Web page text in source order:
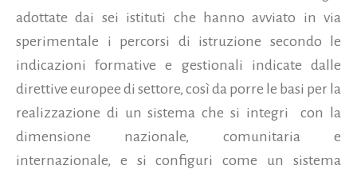
adottate dai sei istituti che hanno avviato in via
sperimentale i percorsi di istruzione secondo le
indicazioni formative e gestionali indicate dalle
direttive europee di settore, così da porre le basi per la
realizzazione di un sistema che si integri con la
dimensione nazionale, comunitaria e
internazionale, e si configuri come un sistema